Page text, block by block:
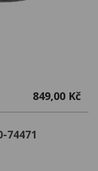
849,00 Kč
74471